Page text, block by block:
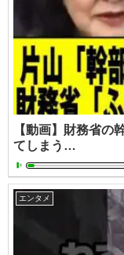
【動画】財務省の
てしまう…
エンタメ